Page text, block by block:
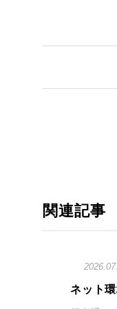
関連記事
ネット